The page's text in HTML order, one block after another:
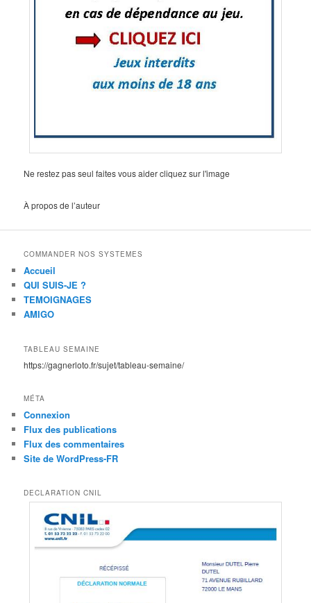
Ne restez pas seul faites vous aider cliquez sur l'image
À propos de l’auteur
COMMANDER NOS SYSTEMES
Accueil
QUI SUIS-JE ?
TEMOIGNAGES
AMIGO
TABLEAU SEMAINE
https://gagnerloto.fr/sujet/tableau-semaine/
MÉTA
Connexion
Flux des publications
Flux des commentaires
Site de WordPress-FR
DECLARATION CNIL